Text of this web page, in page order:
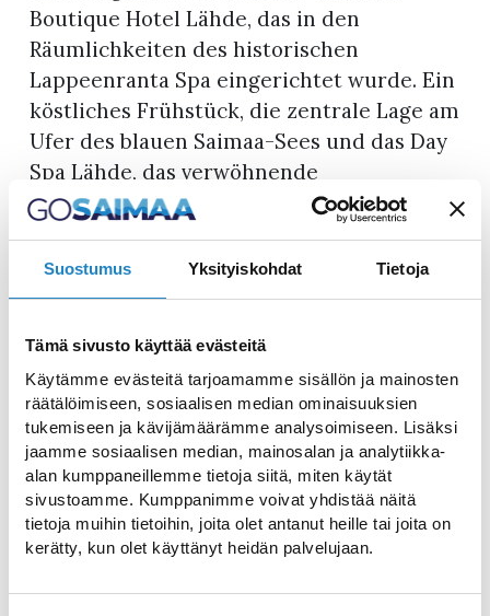
Suostumus Yksityiskohdat Tietoja
Tämä sivusto käyttää evästeitä
Käytämme evästeitä tarjoamamme sisällön ja mainosten
räätälöimiseen, sosiaalisen median ominaisuuksien
tukemiseen ja kävijämäärämme analysoimiseen. Lisäksi
jaamme sosiaalisen median, mainosalan ja analytiikka-
alan kumppaneillemme tietoja siitä, miten käytät
sivustoamme. Kumppanimme voivat yhdistää näitä
tietoja muihin tietoihin, joita olet antanut heille tai joita on
kerätty, kun olet käyttänyt heidän palvelujaan.
Boutique Hotel Lähde, das in den
Räumlichkeiten des historischen
Lappeenranta Spa eingerichtet wurde. Ein
köstliches Frühstück, die zentrale Lage am
Ufer des blauen Saimaa-Sees und das Day
Spa Lähde, das verwöhnende
Behandlungen anbietet, runden einen
angenehmen und unvergesslichen
Aufenthalt ab.
Tradition von Spas. Das im Hafen von
Lappeenranta gelegene Lappeenranta Spa
wurde im 19. Jahrhundert gegründet und
das heutige Spa-Gebäude wurde 1912
fertiggestellt. Seit seiner Gründung war
das Bad eine Sommerfrische für russische
Aristokraten und öffnete erst in den
1970er Jahren ganzjährig seine Türen.
Heute dient es als Day Spa Lähde, das